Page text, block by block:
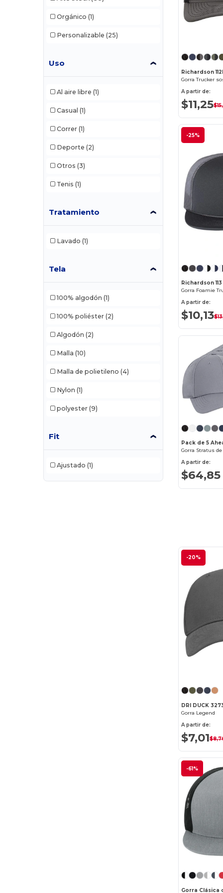
W49
Orgánico (1)
Personalizable (25)
Uso
Al aire libre (1)
Casual (1)
Correr (1)
Deporte (2)
Otros (3)
Tenis (1)
Tratamiento
Lavado (1)
Tela
100% algodón (1)
100% poliéster (2)
Algodón (2)
Malla (10)
Malla de polietileno (4)
Nylon (1)
polyester (9)
Fit
Ajustado (1)
Richardson
Gorra Trucker
A partir de:
$11,25
-25%
Richardson 113
Gorra Foamie
A partir de:
$10,13
Pack de 5
Gorra Stratus
A partir de:
$64,85
-20%
DRI DUCK
Gorra Legend
A partir de:
$7,01
-61%